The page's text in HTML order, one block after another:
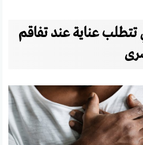
تتطلب عناية عند تفاقم